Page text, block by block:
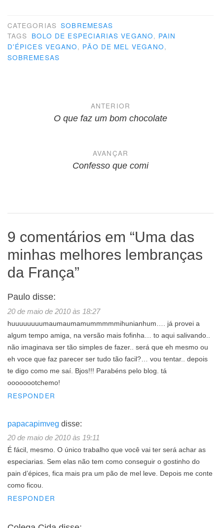
CATEGORIAS SOBREMESAS
TAGS BOLO DE ESPECIARIAS VEGANO, PAIN
D'ÉPICES VEGANO, PÃO DE MEL VEGANO,
SOBREMESAS
NavegaçãoANTERIOR
O que faz um bom chocolate
AVANÇAR
Confesso que comi
9 comentários em “Uma das
minhas melhores lembranças
da França”
Paulo disse:
20 de maio de 2010 às 18:27
huuuuuuuumaumaumamummmmmihunianhum…. já provei a
algum tempo amiga, na versão mais fofinha… to aqui salivando..
não imaginava ser tão simples de fazer.. será que eh mesmo ou
eh voce que faz parecer ser tudo tão facil?… vou tentar.. depois
te digo como me saí. Bjos!!! Parabéns pelo blog. tá
oooooootchemo!
RESPONDER
papacapimveg disse:
20 de maio de 2010 às 19:11
É fácil, mesmo. O único trabalho que você vai ter será achar as
especiarias. Sem elas não tem como conseguir o gostinho do
pain d’épices, fica mais pra um pão de mel leve. Depois me conte
como ficou.
RESPONDER